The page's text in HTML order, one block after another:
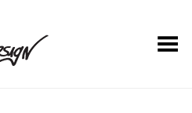
Basculer le menu